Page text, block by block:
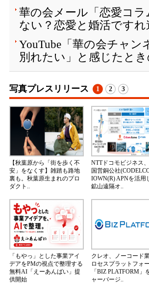
華の会メール「恋愛コ
ない？恋愛と婚活です
YouTube「華の会チャ
別れたい」と感じたとき
写真プレスリリース 1 2 3
【秋葉原から「街を歩く不
安」をなくす】雑踏も路地
裏も。秋葉原生まれのプロ
ダクト..
NTTドコモビジネス
国営銅公社
IOWN(R) APNを活用
鉱山遠隔オ..
「もやっ」とした事業アイ
デアをPMの視点で整理する
無料AI「えーあんばい」提
供開始
クレオ、ノーコード
ロセスプラットフォ
「BIZ PLATFORM」
ャーバージ..